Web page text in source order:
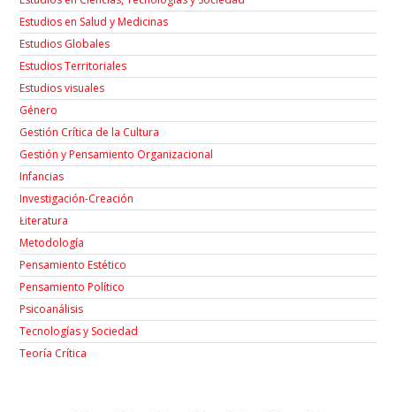
Estudios en Salud y Medicinas
Estudios Globales
Estudios Territoriales
Estudios visuales
Género
Gestión Crítica de la Cultura
Gestión y Pensamiento Organizacional
Infancias
Investigación-Creación
Łiteratura
Metodología
Pensamiento Estético
Pensamiento Político
Psicoanálisis
Tecnologías y Sociedad
Teoría Crítica